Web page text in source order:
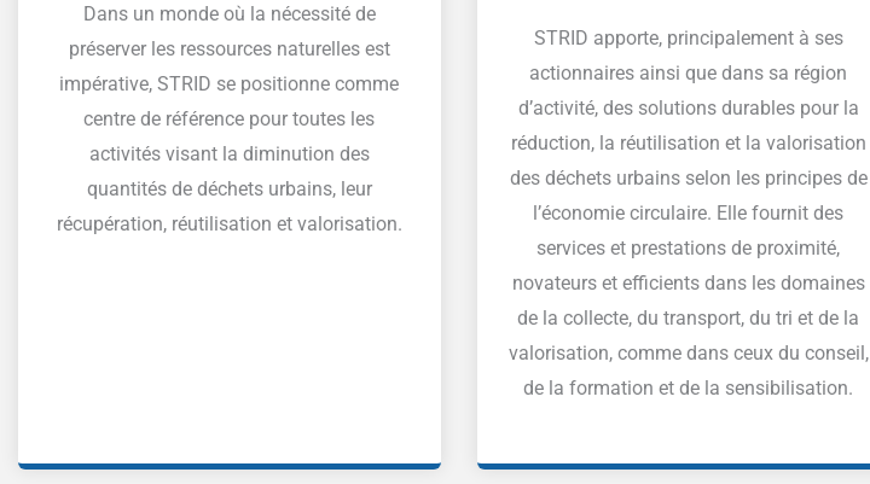
Dans un monde où la nécessité de
préserver les ressources naturelles est
impérative, STRID se positionne comme
centre de référence pour toutes les
activités visant la diminution des
quantités de déchets urbains, leur
récupération, réutilisation et valorisation.
STRID apporte, principalement à ses
actionnaires ainsi que dans sa région
d’activité, des solutions durables pour la
réduction, la réutilisation et la valorisation
des déchets urbains selon les principes de
l’économie circulaire. Elle fournit des
services et prestations de proximité,
novateurs et efficients dans les domaines
de la collecte, du transport, du tri et de la
valorisation, comme dans ceux du conseil,
de la formation et de la sensibilisation.